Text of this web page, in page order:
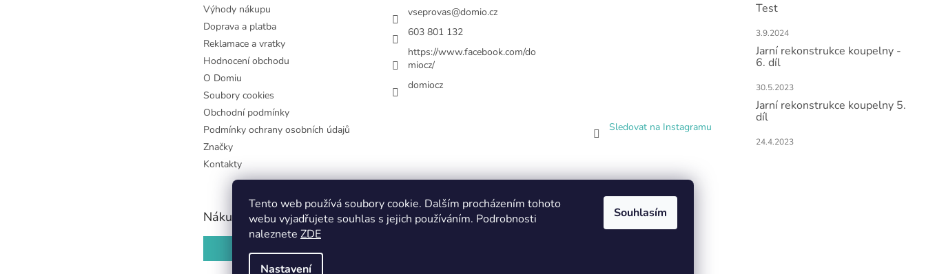
Tento web používá soubory cookie. Dalším procházením tohoto
webu vyjadřujete souhlas s jejich používáním. Podrobnosti
naleznete ZDE
Nastavení
Souhlasím
Výhody nákupu
Doprava a platba
Reklamace a vratky
Hodnocení obchodu
O Domiu
Soubory cookies
Obchodní podmínky
Podmínky ochrany osobních údajů
Značky
Kontakty
vseprovas@domio.cz
603 801 132
https://www.facebook.com/do
miocz/
domiocz
Sledovat na Instagramu
Test
3.9.2024
Jarní rekonstrukce koupelny -
6. díl
30.5.2023
Jarní rekonstrukce koupelny 5.
díl
24.4.2023
Nákupní košík